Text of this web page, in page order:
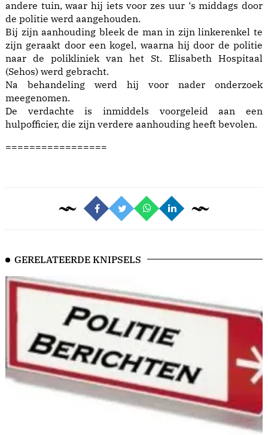
andere tuin, waar hij iets voor zes uur ‘s middags door
de politie werd aangehouden.
Bij zijn aanhouding bleek de man in zijn linkerenkel te
zijn geraakt door een kogel, waarna hij door de politie
naar de polikliniek van het St. Elisabeth Hospitaal
(Sehos) werd gebracht.
Na behandeling werd hij voor nader onderzoek
meegenomen.
De verdachte is inmiddels voorgeleid aan een
hulpofficier, die zijn verdere aanhouding heeft bevolen.
=================
GERELATEERDE KNIPSELS